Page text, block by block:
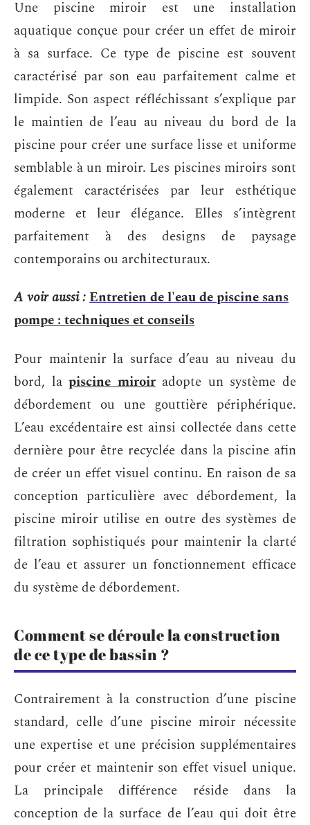
Une piscine miroir est une installation
aquatique conçue pour créer un effet de miroir
à sa surface. Ce type de piscine est souvent
caractérisé par son eau parfaitement calme et
limpide. Son aspect réfléchissant s’explique par
le maintien de l’eau au niveau du bord de la
piscine pour créer une surface lisse et uniforme
semblable à un miroir. Les piscines miroirs sont
également caractérisées par leur esthétique
moderne et leur élégance. Elles s’intègrent
parfaitement à des designs de paysage
contemporains ou architecturaux.
A voir aussi :Entretien de l'eau de piscine sans
pompe : techniques et conseils
Pour maintenir la surface d’eau au niveau du
bord, lapiscine miroiradopte un système de
débordement ou une gouttière périphérique.
L’eau excédentaire est ainsi collectée dans cette
dernière pour être recyclée dans la piscine afin
de créer un effet visuel continu. En raison de sa
conception particulière avec débordement, la
piscine miroir utilise en outre des systèmes de
filtration sophistiqués pour maintenir la clarté
de l’eau et assurer un fonctionnement efficace
du système de débordement.
Comment se déroule la construction
de ce type de bassin ?
Contrairement à la construction d’une piscine
standard, celle d’une piscine miroir nécessite
une expertise et une précision supplémentaires
pour créer et maintenir son effet visuel unique.
La principale différence réside dans la
conception de la surface de l’eau qui doit être